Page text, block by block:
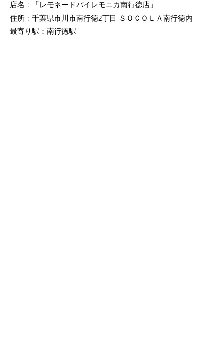
店名：「レモネードバイレモニカ南行徳店」
住所：千葉県市川市南行徳2丁目 ＳＯＣＯＬＡ南行徳内
最寄り駅：南行徳駅